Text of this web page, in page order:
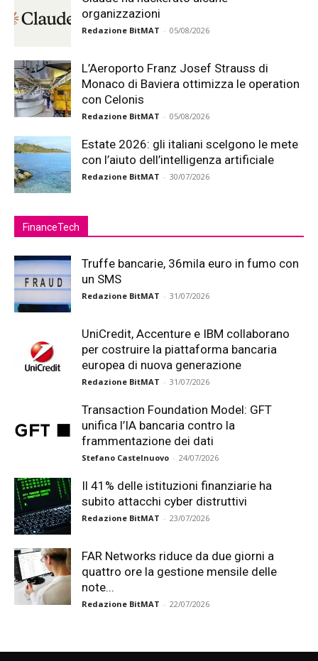
organizzazioni
Redazione BitMAT - 05/08/2026
L’Aeroporto Franz Josef Strauss di
Monaco di Baviera ottimizza le operation
con Celonis
Redazione BitMAT - 05/08/2026
Estate 2026: gli italiani scelgono le mete
con l’aiuto dell’intelligenza artificiale
Redazione BitMAT - 30/07/2026
FinanceTech
Truffe bancarie, 36mila euro in fumo con
un SMS
Redazione BitMAT - 31/07/2026
UniCredit, Accenture e IBM collaborano
per costruire la piattaforma bancaria
europea di nuova generazione
Redazione BitMAT - 31/07/2026
Transaction Foundation Model: GFT
unifica l’IA bancaria contro la
frammentazione dei dati
Stefano Castelnuovo - 24/07/2026
Il 41% delle istituzioni finanziarie ha
subito attacchi cyber distruttivi
Redazione BitMAT - 23/07/2026
FAR Networks riduce da due giorni a
quattro ore la gestione mensile delle
note...
Redazione BitMAT - 22/07/2026